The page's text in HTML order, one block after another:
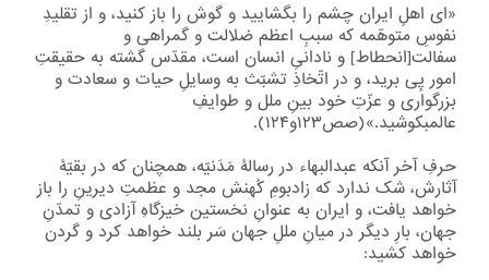
«ای اهلِ ایران چشم را بگشایید و گوش را باز کنید، و از تقلیدِ
نفوسِ متوهّمه که سببِ اعظم ضلالت و گمراهی و
سفالت[انحطاط] و نادانیِ انسان است، مقدّس گشته به حقیقتِ
امور پِی برید، و در اتّخاذِ تشبّث به وسایلِ حیات و سعادت و
بزرگواری و عزّتِ خود بینِ ملل و طوایفِ
عالمبکوشید.»(صص۱۲۳و۱۲۴).
حرفِ آخر آنکه عبدالبهاء در رسالۀ مَدَنیّه، همچنان که در بقیّۀ
آثارش، شک ندارد که زادبومِ کُهنش مجد و عظمتِ دیرینِ را باز
خواهد یافت، و ایران به عنوانِ نخستین خیزگاهِ آزادی و تمدّنِ
جهان، بارِ دیگر در میانِ مللِ جهان سَر بلند خواهد کرد و گردن
خواهد کشید: